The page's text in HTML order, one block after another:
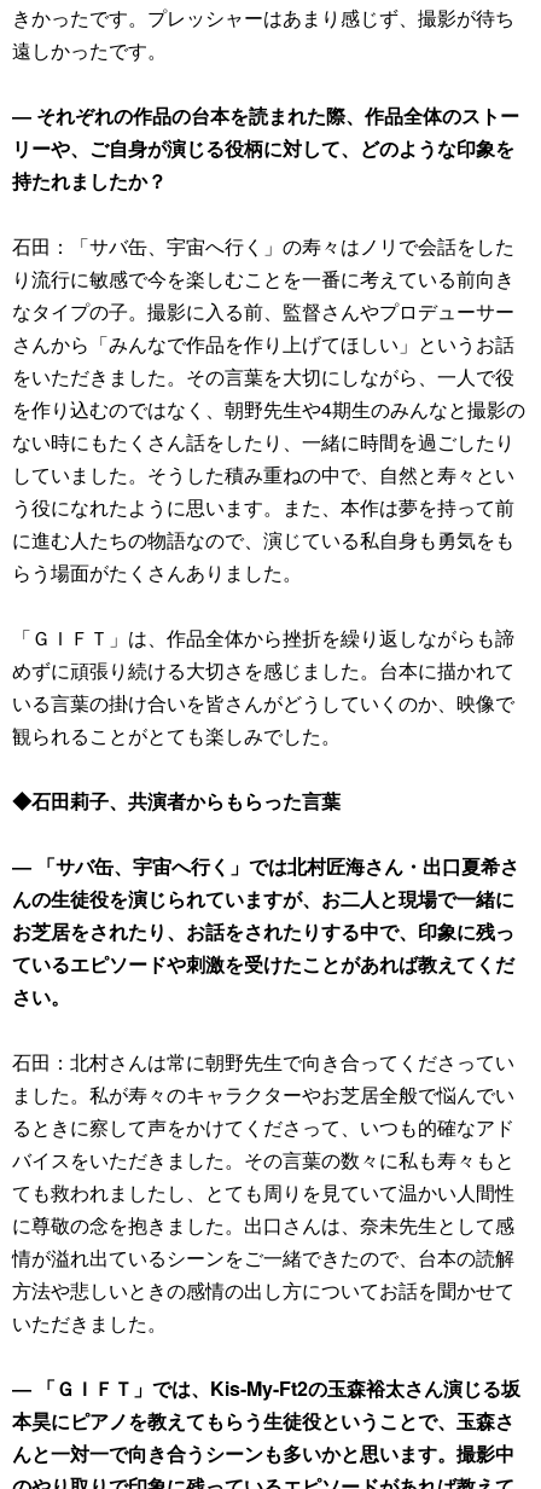
きかったです。プレッシャーはあまり感じず、撮影が待ち
遠しかったです。
― それぞれの作品の台本を読まれた際、作品全体のストー
リーや、ご自身が演じる役柄に対して、どのような印象を
持たれましたか？
石田：「サバ缶、宇宙へ行く」の寿々はノリで会話をした
り流行に敏感で今を楽しむことを一番に考えている前向き
なタイプの子。撮影に入る前、監督さんやプロデューサー
さんから「みんなで作品を作り上げてほしい」というお話
をいただきました。その言葉を大切にしながら、一人で役
を作り込むのではなく、朝野先生や4期生のみんなと撮影の
ない時にもたくさん話をしたり、一緒に時間を過ごしたり
していました。そうした積み重ねの中で、自然と寿々とい
う役になれたように思います。また、本作は夢を持って前
に進む人たちの物語なので、演じている私自身も勇気をも
らう場面がたくさんありました。
「ＧＩＦＴ」は、作品全体から挫折を繰り返しながらも諦
めずに頑張り続ける大切さを感じました。台本に描かれて
いる言葉の掛け合いを皆さんがどうしていくのか、映像で
観られることがとても楽しみでした。
◆石田莉子、共演者からもらった言葉
― 「サバ缶、宇宙へ行く」では北村匠海さん・出口夏希さ
んの生徒役を演じられていますが、お二人と現場で一緒に
お芝居をされたり、お話をされたりする中で、印象に残っ
ているエピソードや刺激を受けたことがあれば教えてくだ
さい。
石田：北村さんは常に朝野先生で向き合ってくださってい
ました。私が寿々のキャラクターやお芝居全般で悩んでい
るときに察して声をかけてくださって、いつも的確なアド
バイスをいただきました。その言葉の数々に私も寿々もと
ても救われましたし、とても周りを見ていて温かい人間性
に尊敬の念を抱きました。出口さんは、奈未先生として感
情が溢れ出ているシーンをご一緒できたので、台本の読解
方法や悲しいときの感情の出し方についてお話を聞かせて
いただきました。
― 「ＧＩＦＴ」では、Kis-My-Ft2の玉森裕太さん演じる坂
本昊にピアノを教えてもらう生徒役ということで、玉森さ
んと一対一で向き合うシーンも多いかと思います。撮影中